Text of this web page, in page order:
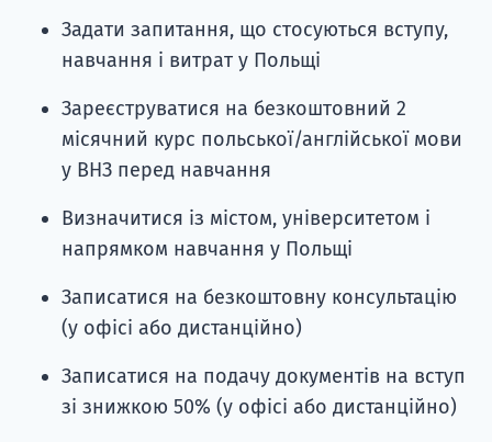
Задати запитання, що стосуються вступу,
навчання і витрат у Польщі
Зареєструватися на безкоштовний 2
місячний курс польської/англійської мови
у ВНЗ перед навчання
Визначитися із містом, університетом і
напрямком навчання у Польщі
Записатися на безкоштовну консультацію
(у офісі або дистанційно)
Записатися на подачу документів на вступ
зі знижкою 50% (у офісі або дистанційно)